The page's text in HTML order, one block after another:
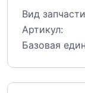
Вид
Артикул:
Базовая